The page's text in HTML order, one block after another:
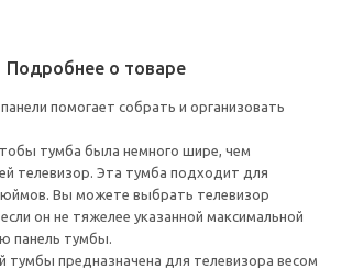
Подробнее о товаре
помогает собрать и организовать
тумба была немного шире, чем
телевизор. Эта тумба подходит для
Вы можете выбрать телевизор
он не тяжелее указанной максимальной
панель тумбы.
тумбы предназначена для телевизора весом